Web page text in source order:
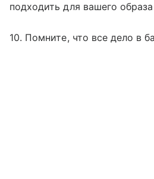
подходить для вашего
10. Помните, что все дело в